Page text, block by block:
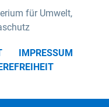
für Umwelt,
IMPRESSUM